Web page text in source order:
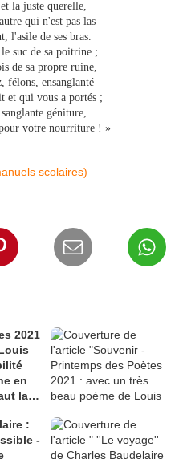
la juste querelle,
qui n'est pas las
l'asile de ses bras.
suc de sa poitrine ;
de sa propre ruine,
félons, ensanglanté
et qui vous a portés ;
géniture,
votre nourriture ! »
scolaires)
2021
la
:
-